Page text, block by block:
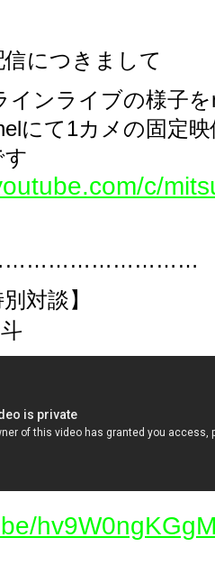
につきまして
インライブの様子
にて1カメの固定
す
c/
対談】